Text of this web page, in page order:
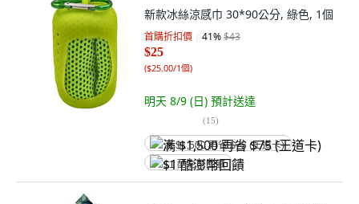
新款冰絲涼感巾 30*90公分, 綠色, 1個
首購折扣價 41%$43
$25
($25.00/1個)
明天 8/9 (日) 預計送達
(15)
满 $1,500 再省 $75 (王道卡)
$1 酷澎幣回饋